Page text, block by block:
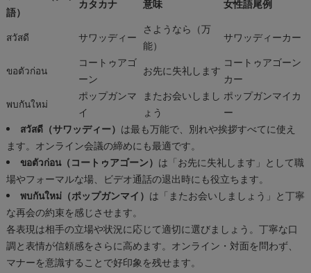
語）
カタカナ 意味 女性語尾例
สวัสดี サワッディー
さようなら（万
能）
サワッディーカー
ขอตัวก่อน
コートゥアゴ
ーン
お先に失礼します
コートゥアゴーン
カー
พบกันใหม่
ポップガンマ
イ
またお会いしまし
ょう
ポップガンマイカ
ー
สวัสดี（サワッディー） は最も万能で、別れや挨拶すべてに使え
ます。オンライン会議の締めにも最適です。
ขอตัวก่อน（コートゥアゴーン） は「お先に失礼します」として職
場やフォーマルな場、ビデオ通話の退出時にも役立ちます。
พบกันใหม่（ポップガンマイ） は「またお会いしましょう」と丁寧
な再会の約束を感じさせます。
各表現は相手の立場や状況に応じて適切に選びましょう。丁寧な口
調と表情が信頼感をさらに高めます。オンライン・対面を問わず、
マナーを意識することで好印象を残せます。